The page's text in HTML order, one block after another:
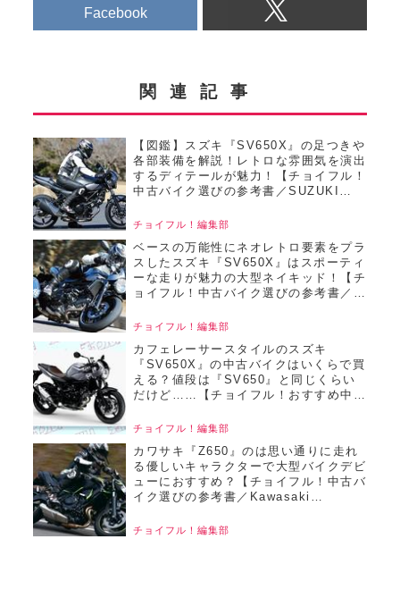
Facebook
関連記事
【図鑑】スズキ『SV650X』の足つきや
各部装備を解説！レトロな雰囲気を演出
するディテールが魅力！【チョイフル！
中古バイク選びの参考書／SUZUKI
チョイフル！編集部
ベースの万能性にネオレトロ要素をプラ
スしたスズキ『SV650X』はスポーティ
ーな走りが魅力の大型ネイキッド！【チ
ョイフル！中古バイク選びの参考書／
チョイフル！編集部
カフェレーサースタイルのスズキ
『SV650X』の中古バイクはいくらで買
える？値段は『SV650』と同じくらい
だけど……【チョイフル！おすすめ中古
チョイフル！編集部
カワサキ『Z650』のは思い通りに走れ
る優しいキャラクターで大型バイクデビ
ューにおすすめ？【チョイフル！中古バ
イク選びの参考書／Kawasaki
チョイフル！編集部